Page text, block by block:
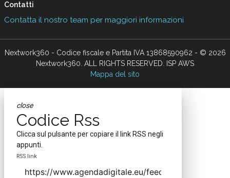
Contatti
Contatta il nostro team per maggiori informazioni
Nextwork360 - Codice fiscale e Partita IVA 13868590962 - © 2026
Nextwork360. ALL RIGHTS RESERVED. ISP AWS
Mappa del sito
close
Codice Rss
Clicca sul pulsante per copiare il link RSS negli
appunti.
RSS link